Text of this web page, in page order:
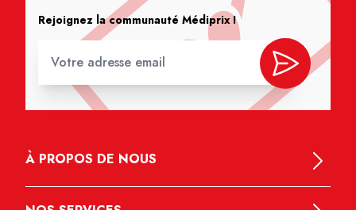
Rejoignez la communauté Médiprix !
À PROPOS DE NOUS